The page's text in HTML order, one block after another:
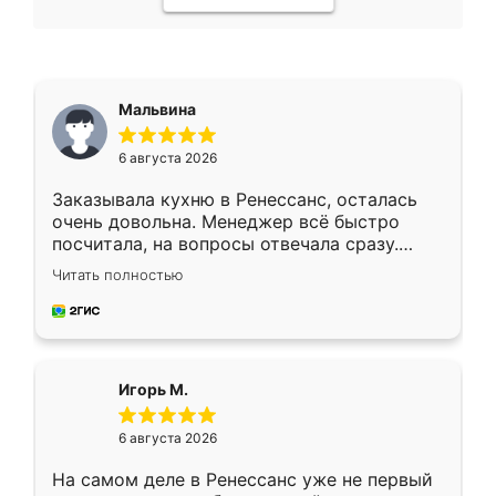
Мальвина
6 августа 2026
Заказывала кухню в Ренессанс, осталась
очень довольна. Менеджер всё быстро
посчитала, на вопросы отвечала сразу.
Замерщик приехал в субботу, подошёл к
делу со всей ответственностью. Собрали
за день, ребята работали аккуратно, даже
Читать полностью
Игорь М.
6 августа 2026
На самом деле в Ренессанс уже не первый